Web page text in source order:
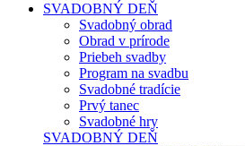
SVADOBNÝ DEŇ
Svadobný obrad
Obrad v prírode
Priebeh svadby
Program na svadbu
Svadobné tradície
Prvý tanec
Svadobné hry
SVADOBNÝ DEŇ